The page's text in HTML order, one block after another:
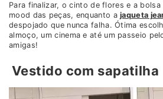
Para finalizar, o cinto de flores e a
mood das peças, enquanto ajaqueta
despojado que nunca falha. Ótima
almoço, um cinema e até um passeio
amigas!
Vestido com sapatilha